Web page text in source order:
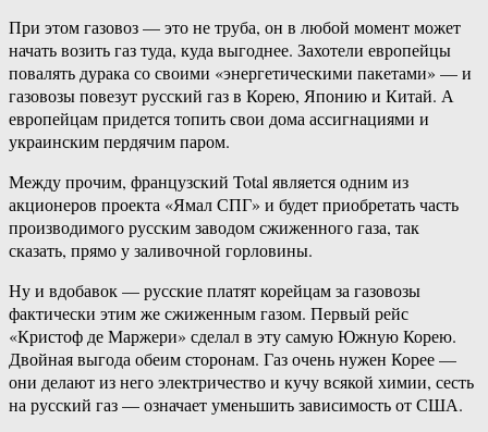
При этом газовоз — это не труба, он в любой момент может
начать возить газ туда, куда выгоднее. Захотели европейцы
повалять дурака со своими «энергетическими пакетами» — и
газовозы повезут русский газ в Корею, Японию и Китай. А
европейцам придется топить свои дома ассигнациями и
украинским пердячим паром.
Между прочим, французский Total является одним из
акционеров проекта «Ямал СПГ» и будет приобретать часть
производимого русским заводом сжиженного газа, так
сказать, прямо у заливочной горловины.
Ну и вдобавок — русские платят корейцам за газовозы
фактически этим же сжиженным газом. Первый рейс
«Кристоф де Маржери» сделал в эту самую Южную Корею.
Двойная выгода обеим сторонам. Газ очень нужен Корее —
они делают из него электричество и кучу всякой химии, сесть
на русский газ — означает уменьшить зависимость от США.